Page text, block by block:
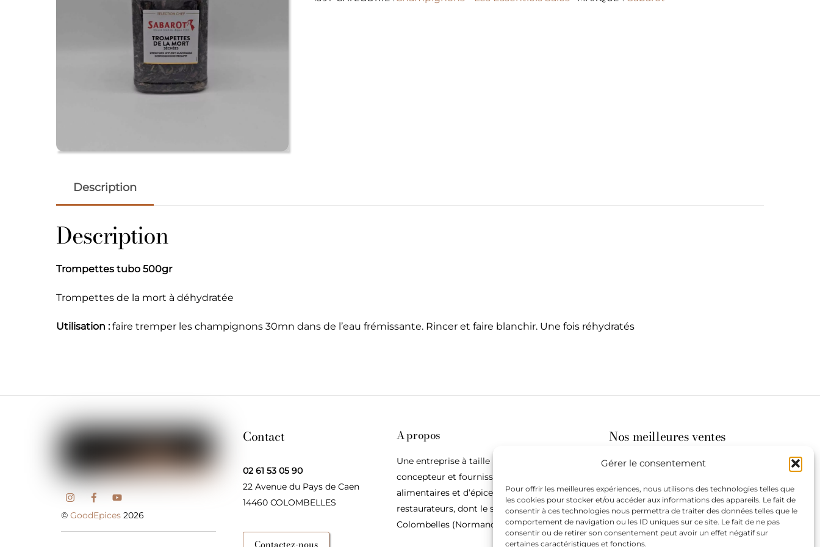
Gérer le consentement
Pour offrir les meilleures expériences, nous utilisons des technologies telles que
les cookies pour stocker et/ou accéder aux informations des appareils. Le fait de
consentir à ces technologies nous permettra de traiter des données telles que le
comportement de navigation ou les ID uniques sur ce site. Le fait de ne pas
consentir ou de retirer son consentement peut avoir un effet négatif sur
certaines caractéristiques et fonctions.
Description
Description
Trompettes tubo 500gr
Trompettes de la mort à déhydratée
Utilisation :faire tremper les champignons 30mn dans de l’eau frémissante. Rincer et faire blanchir. Une fois réhydratés
©GoodEpices 2026
Contact
02 61 53 05 90
22 Avenue du Pays de Caen
14460 COLOMBELLES
Contactez-nous
A propos
Une entreprise à taille humaine,
concepteur et fournisseur de produits
alimentaires et d’épices pour les
restaurateurs, dont le siège social est à
Colombelles (Normandie).
Nos meilleures ventes